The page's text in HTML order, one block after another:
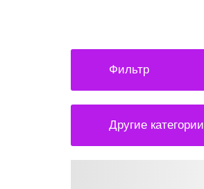
Фильтр
Другие категории